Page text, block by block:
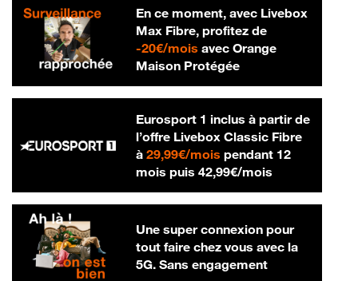
En ce moment, avec Livebox
Max Fibre, profitez de
-20€/mois20 € par mois
avec Orange
Maison Protégée
Eurosport 1 inclus à partir de
l’offre Livebox Classic Fibre
à 29,99€/mois29,99 € par mois
pendant 12
mois puis 42,99€/mois42,99 € par
Une super connexion pour
tout faire chez vous avec la
5G. Sans engagement